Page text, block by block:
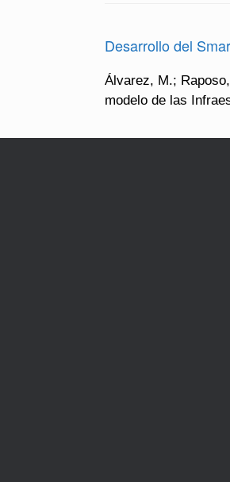
Desarrollo del
Álvarez, M.;
modelo de las